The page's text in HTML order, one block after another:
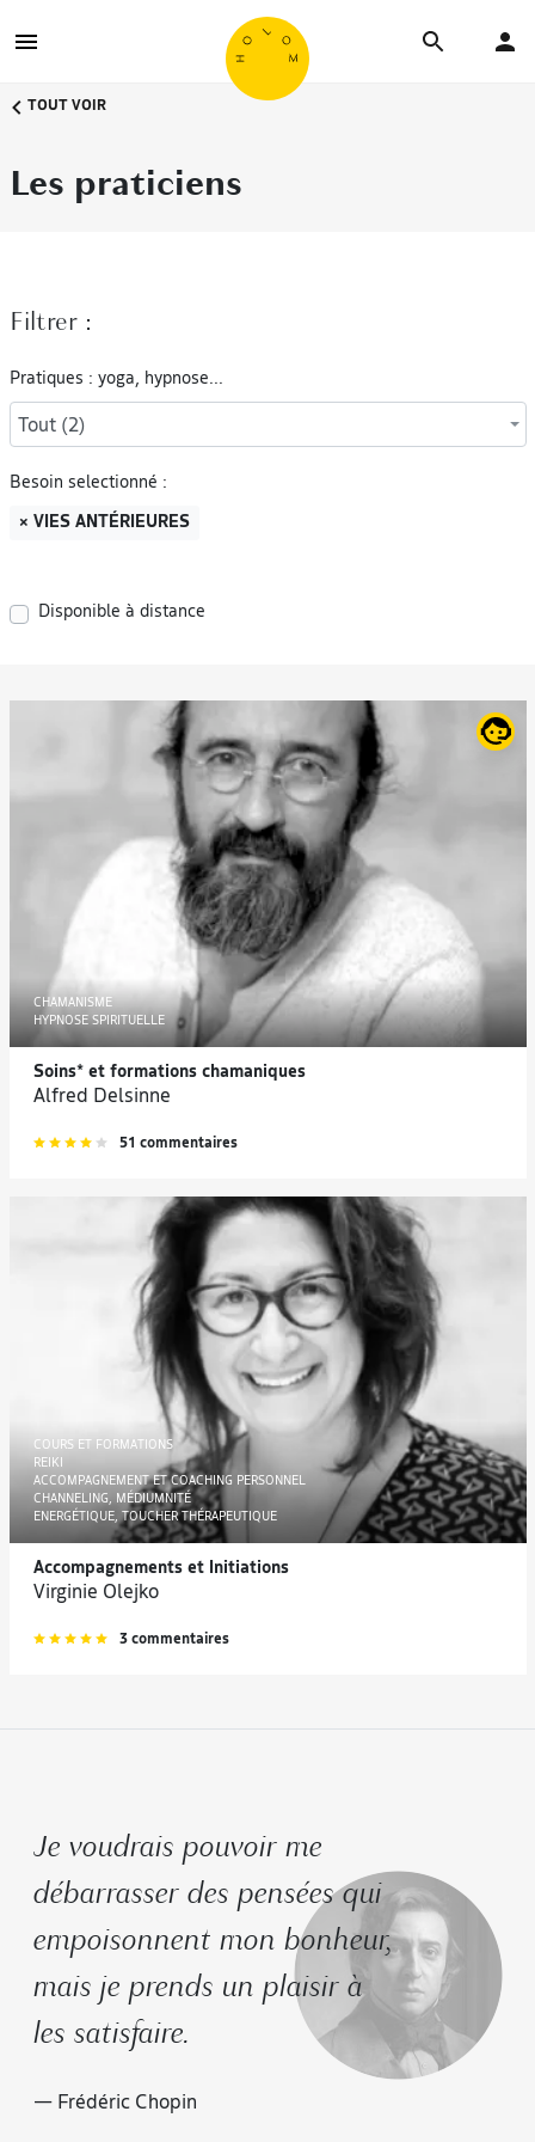
TOUT VOIR
Les praticiens
Filtrer :
Pratiques : yoga, hypnose...
Tout (2)
Besoin selectionné :
× VIES ANTÉRIEURES
Disponible à distance
CHAMANISME
HYPNOSE SPIRITUELLE
Soins* et formations chamaniques
Alfred Delsinne
51 commentaires
COURS ET FORMATIONS
REIKI
ACCOMPAGNEMENT ET COACHING PERSONNEL
CHANNELING, MÉDIUMNITÉ
ENERGÉTIQUE, TOUCHER THÉRAPEUTIQUE
Accompagnements et Initiations
Virginie Olejko
3 commentaires
Je voudrais pouvoir me
débarrasser des pensées qui
empoisonnent mon bonheur,
mais je prends un plaisir à
les satisfaire.
— Frédéric Chopin